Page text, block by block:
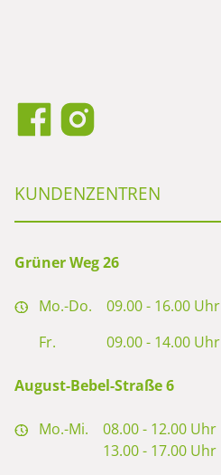
KUNDENZENTREN
Grüner Weg 26
Mo.-Do. 09.00 - 16.00 Uhr
Fr.
09.00 - 14.00 Uhr
August-Bebel-Straße 6
Mo.-Mi. 08.00 - 12.00 Uhr
13.00 - 17.00 Uhr